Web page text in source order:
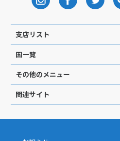
支店リスト
国一覧
その他のメニュー
関連サイト